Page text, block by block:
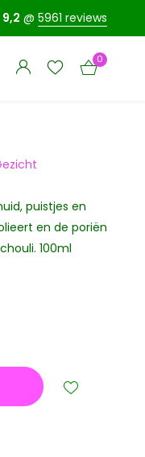
9,2 @ 5961 reviews
0
puistjes en
en de poriën
100ml